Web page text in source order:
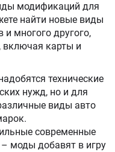
модификаций для
найти новые виды
и многого другого,
включая карты и
технические
нужд, но и для
виды авто
современные
моды добавят в игру